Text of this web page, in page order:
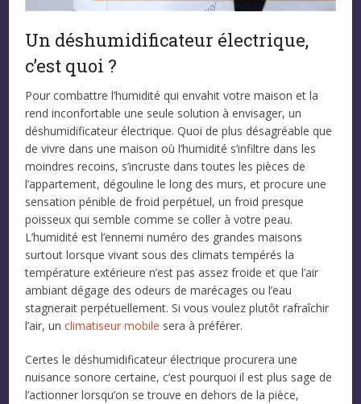
Un déshumidificateur électrique,
c’est quoi ?
Pour combattre l’humidité qui envahit votre maison et la
rend inconfortable une seule solution à envisager, un
déshumidificateur électrique. Quoi de plus désagréable que
de vivre dans une maison où l’humidité s’infiltre dans les
moindres recoins, s’incruste dans toutes les pièces de
l’appartement, dégouline le long des murs, et procure une
sensation pénible de froid perpétuel, un froid presque
poisseux qui semble comme se coller à votre peau.
L’humidité est l’ennemi numéro des grandes maisons
surtout lorsque vivant sous des climats tempérés la
température extérieure n’est pas assez froide et que l’air
ambiant dégage des odeurs de marécages ou l’eau
stagnerait perpétuellement. Si vous voulez plutôt rafraîchir
l’air, unclimatiseur mobile sera à préférer.
Certes le déshumidificateur électrique procurera une
nuisance sonore certaine, c’est pourquoi il est plus sage de
l’actionner lorsqu’on se trouve en dehors de la pièce,